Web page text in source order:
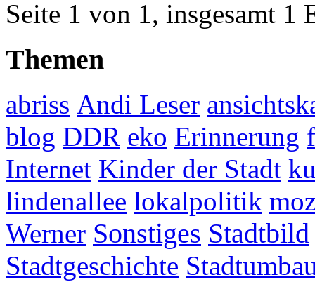
Seite 1 von 1, insgesamt 1
Themen
abriss Andi Leser
blog DDR eko Erinnerung
Internet Kinder der Stadt
lindenallee lokalpolitik
Werner Sonstiges Stadtbild
Stadtgeschichte